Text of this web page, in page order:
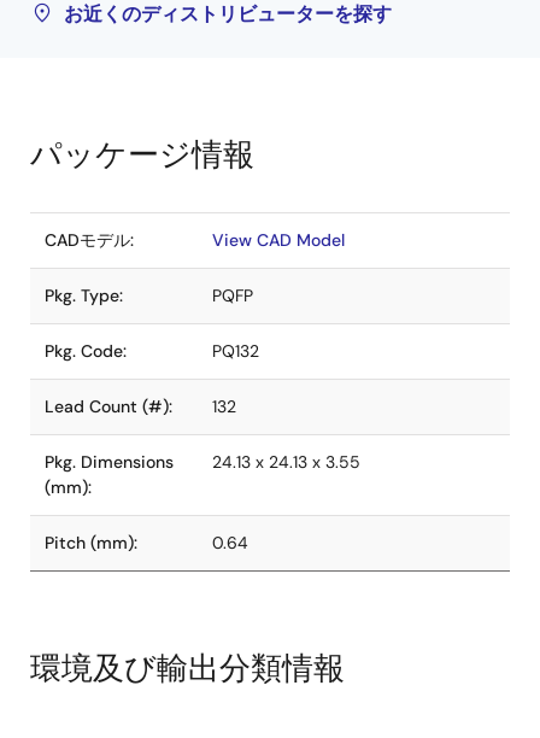
お近くのディストリビューターを探す
パッケージ情報
CADモデル: View CAD Model
Pkg. Type: PQFP
Pkg. Code: PQ132
Lead Count (#): 132
Pkg. Dimensions
(mm):
24.13 x 24.13 x 3.55
Pitch (mm): 0.64
環境及び輸出分類情報